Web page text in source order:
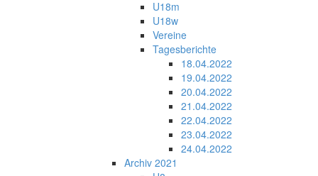
U18m
U18w
Vereine
Tagesberichte
18.04.2022
19.04.2022
20.04.2022
21.04.2022
22.04.2022
23.04.2022
24.04.2022
Archiv 2021